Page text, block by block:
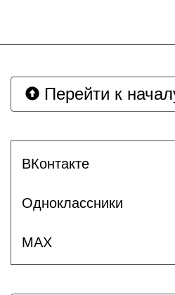
Перейти к
ВКонтакте
Одноклассники
MAX